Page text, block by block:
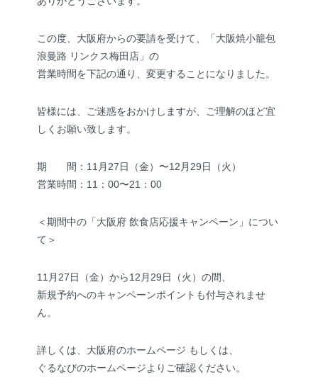
この度、大阪府からの要請を受けて、「大阪焼小籠包
浪曼路 リンクス梅田店」の
営業時間を下記の通り、変更することになりました。
皆様には、ご迷惑をおかけしますが、ご理解のほど宜
しくお願い致します。
期 間：11月27日（金）〜12月29日（火）
営業時間：11：00〜21：00
＜期間中の「大阪府 飲食店応援キャンペーン」につい
て＞
11月27日（金）から12月29日（火）の間、
新規予約へのキャンペーンポイントも付与されませ
ん。
詳しくは、大阪府のホームページ もしくは、
ぐるなびのホームページよりご確認ください。